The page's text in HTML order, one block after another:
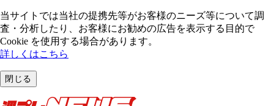
当サイトでは当社の提携先等がお客様のニーズ等について調
査・分析したり、お客様にお勧めの広告を表⽰する⽬的で
Cookie を使⽤する場合があります。
詳しくはこちら
閉じる